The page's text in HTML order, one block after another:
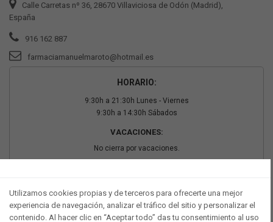
Calle Carretas nº 36, 28670 Villaviciosa de Odón (Madrid),
España
916 162 887
farmaciamanuelmaroto@hotmail.es
HORARIO:
9:30h a 21:30h Lunes - Viernes
9:30h a 14:30h Sábados
VACACIONES:
No cierra por vacaciones.
Utilizamos cookies propias y de terceros para ofrecerte una mejor
experiencia de navegación, analizar el tráfico del sitio y personalizar el
contenido. Al hacer clic en “Aceptar todo” das tu consentimiento al uso